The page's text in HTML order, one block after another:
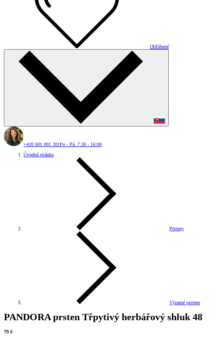
Obľúbené
+420 601 001 201Po - Pá: 7:30 - 16:00
Úvodná stránka
Prsteny
Výrazné prstene
PANDORA prsten Třpytivý herbářový shluk 48
79 €